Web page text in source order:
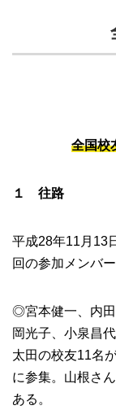
全国校
１ 往路
平成28年11月13
回の参加メンバー
◎宮本健一、内
岡光子、小泉昌
太田の校友11名
に参集。山根さ
ある。